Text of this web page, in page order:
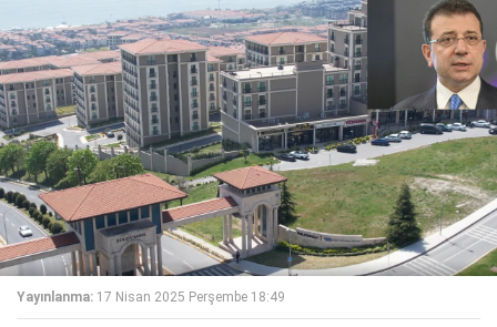
Yayınlanma: 17 Nisan 2025 Perşembe 18:49